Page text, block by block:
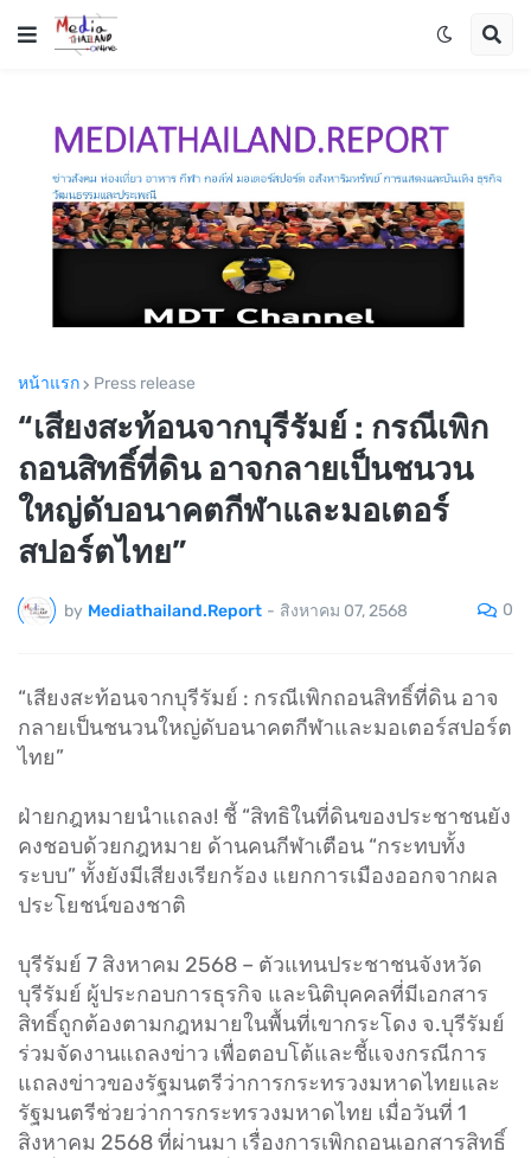
หน้าแรก Press release
“เสียงสะท้อนจากบุรีรัมย์ : กรณีเพิก
ถอนสิทธิ์ที่ดิน อาจกลายเป็นชนวน
ใหญ่ดับอนาคตกีฬาและมอเตอร์
สปอร์ตไทย”
by Mediathailand.Report - สิงหาคม 07, 2568 0
“เสียงสะท้อนจากบุรีรัมย์ : กรณีเพิกถอนสิทธิ์ที่ดิน อาจ
กลายเป็นชนวนใหญ่ดับอนาคตกีฬาและมอเตอร์สปอร์ต
ไทย”
ฝ่ายกฎหมายนำแถลง! ชี้ “สิทธิในที่ดินของประชาชนยัง
คงชอบด้วยกฎหมาย ด้านคนกีฬาเตือน “กระทบทั้ง
ระบบ” ทั้งยังมีเสียงเรียกร้อง แยกการเมืองออกจากผล
ประโยชน์ของชาติ
บุรีรัมย์ 7 สิงหาคม 2568 – ตัวแทนประชาชนจังหวัด
บุรีรัมย์ ผู้ประกอบการธุรกิจ และนิติบุคคลที่มีเอกสาร
สิทธิ์ถูกต้องตามกฎหมายในพื้นที่เขากระโดง จ.บุรีรัมย์
ร่วมจัดงานแถลงข่าว เพื่อตอบโต้และชี้แจงกรณีการ
แถลงข่าวของรัฐมนตรีว่าการกระทรวงมหาดไทยและ
รัฐมนตรีช่วยว่าการกระทรวงมหาดไทย เมื่อวันที่ 1
สิงหาคม 2568 ที่ผ่านมา เรื่องการเพิกถอนเอกสารสิทธิ์